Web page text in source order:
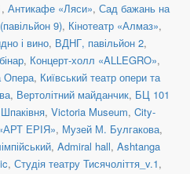
, Антикафе «Ляси», Сад бажань на
9), Кінотеатр «Алмаз»,
і вино, ВДНГ, павільйон 2,
, Концерт-холл «ALLEGRO»,
Опера, Київський театр опери та
, Вертолітний майданчик, БЦ 101
Шпаківня, Victoria Museum, City-
ЕРІЯ», Музей М. Булгакова,
, Admiral hall, Ashtanga
, Студія театру Тисячоліття_v.1,